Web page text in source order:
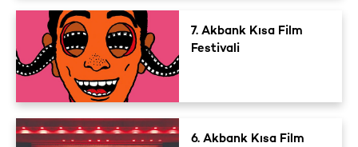
7. Akbank Kısa Film
Festivali
6. Akbank Kısa Film